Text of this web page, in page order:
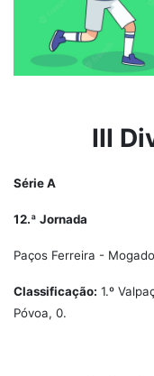
III
Série A
12.ª Jornada
Paços Ferreira -
Classificação: 1.º
Póvoa, 0.